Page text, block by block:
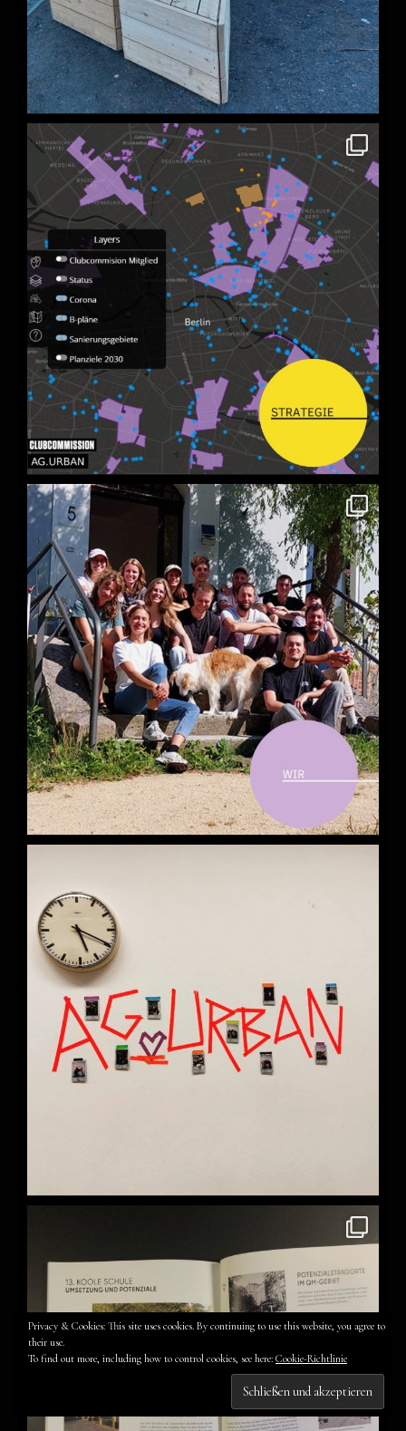
Privacy & Cookies: This site uses cookies. By continuing to use this website, you agree to
their use.
To find out more, including how to control cookies, see here: Cookie-Richtlinie